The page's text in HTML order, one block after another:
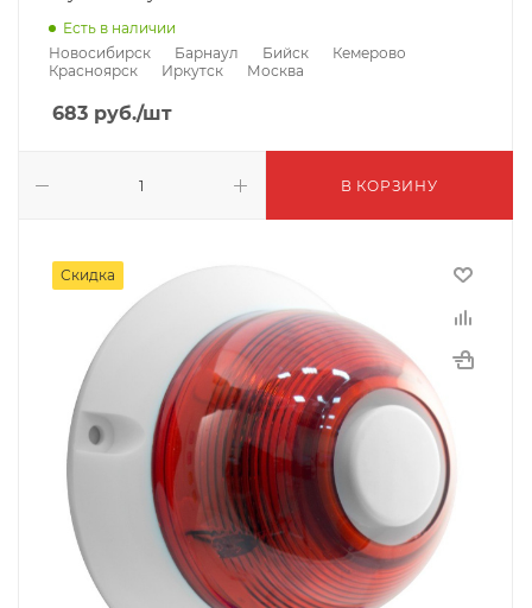
Есть в наличии
Новосибирск
Барнаул Бийск
Кемерово
Красноярск
Иркутск Москва
683 руб./шт
В КОРЗИНУ
Скидка